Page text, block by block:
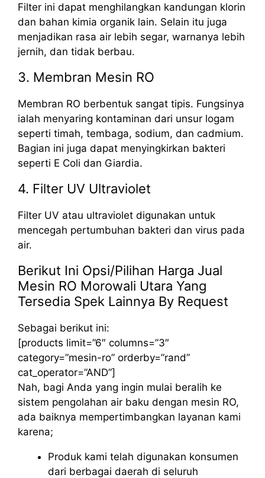
Filter ini dapat menghilangkan kandungan klorin
dan bahan kimia organik lain. Selain itu juga
menjadikan rasa air lebih segar, warnanya lebih
jernih, dan tidak berbau.
3. Membran Mesin RO
Membran RO berbentuk sangat tipis. Fungsinya
ialah menyaring kontaminan dari unsur logam
seperti timah, tembaga, sodium, dan cadmium.
Bagian ini juga dapat menyingkirkan bakteri
seperti E Coli dan Giardia.
4. Filter UV Ultraviolet
Filter UV atau ultraviolet digunakan untuk
mencegah pertumbuhan bakteri dan virus pada
air.
Berikut Ini Opsi/Pilihan Harga Jual
Mesin RO Morowali Utara Yang
Tersedia Spek Lainnya By Request
Sebagai berikut ini:
[products limit=”6″ columns=”3″
category=”mesin-ro” orderby=”rand”
cat_operator=”AND”]
Nah, bagi Anda yang ingin mulai beralih ke
sistem pengolahan air baku dengan mesin RO,
ada baiknya mempertimbangkan layanan kami
karena;
Produk kami telah digunakan konsumen
dari berbagai daerah di seluruh